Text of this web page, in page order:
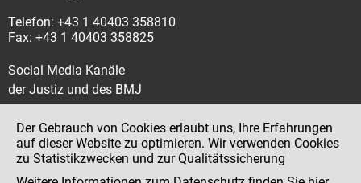
Telefon: +43 1 40403 358810
Fax: +43 1 40403 358825
Social Media Kanäle
der Justiz und des BMJ
Impressum
Der Gebrauch von Cookies erlaubt uns, Ihre Erfahrungen
auf dieser Website zu optimieren. Wir verwenden Cookies
zu Statistikzwecken und zur Qualitätssicherung